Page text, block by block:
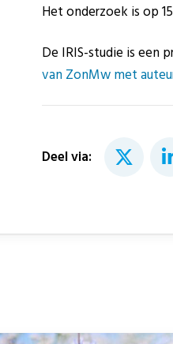
Het onderzoek is op
De IRIS-studie is een
van ZonMw met
Deel via: